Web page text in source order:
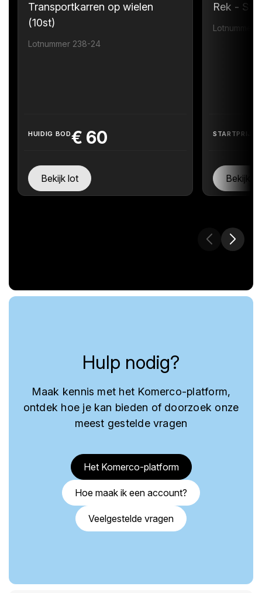
Transportkarren op wielen
(10st)
Lotnummer 238-24
HUIDIG BOD€ 60
Bekijk lot
Rek -
Lotnummer
STARTPRIJS
Bekijk
Hulp nodig?
Maak kennis met het Komerco-platform,
ontdek hoe je kan bieden of doorzoek onze
meest gestelde vragen
Het Komerco-platform
Hoe maak ik een account?
Veelgestelde vragen